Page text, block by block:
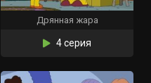
Дрянная жара
4 серия